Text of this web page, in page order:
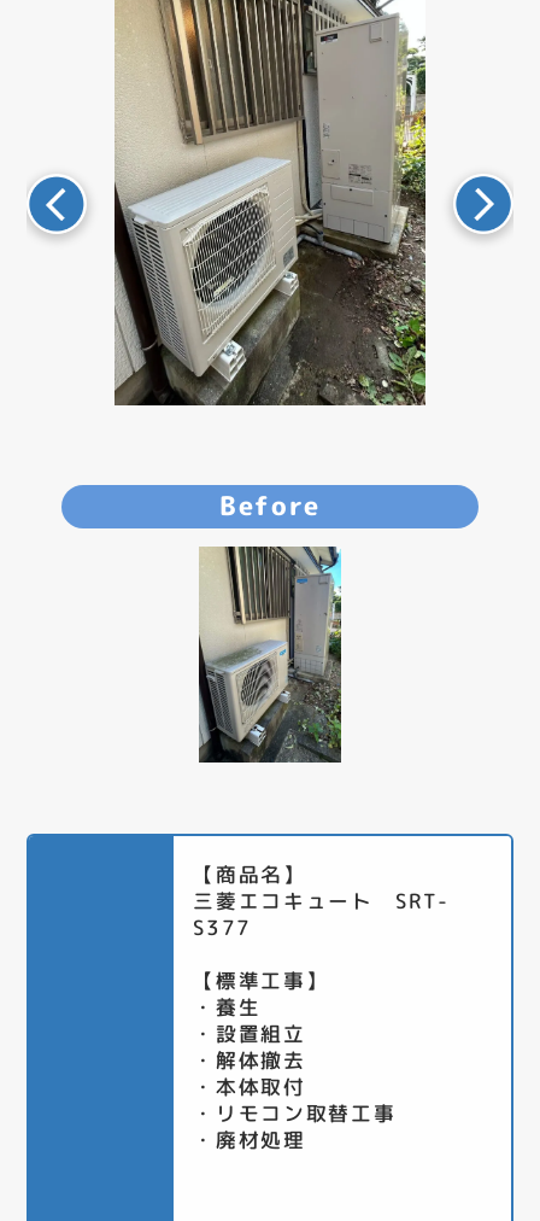
Before
【商品名】
三菱エコキュート SRT-
S377
【標準工事】
・養生
・設置組立
・解体撤去
・本体取付
・リモコン取替工事
・廃材処理